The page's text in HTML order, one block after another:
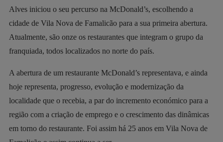
Alves iniciou o seu percurso na McDonald’s, escolhendo a
cidade de Vila Nova de Famalicão para a sua primeira abertura.
Atualmente, são onze os restaurantes que integram o grupo da
franquiada, todos localizados no norte do país.
A abertura de um restaurante McDonald’s representava, e ainda
hoje representa, progresso, evolução e modernização da
localidade que o recebia, a par do incremento económico para a
região com a criação de emprego e o crescimento das dinâmicas
em torno do restaurante. Foi assim há 25 anos em Vila Nova de